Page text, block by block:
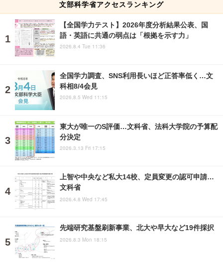
文部科学省アクセスランキング
【全国学力テスト】2026年度分析結果公表、国
語・英語に共通の弱点は「根拠を示す力」
2026.8.4 Tue 11:36
全国学力調査、SNS利用長いほど正答率低く…文
科相8/4会見
2026.8.5 Wed 11:15
東大が唯一のS評価…文科省、法科大学院の予算配
分決定
2026.3.13 Fri 17:15
上智や中央など私大14校、定員変更の認可申請…
文科省
2026.4.8 Wed 17:45
先端研究基盤刷新事業、北大や早大など19件採択
2026.8.3 Mon 18:15